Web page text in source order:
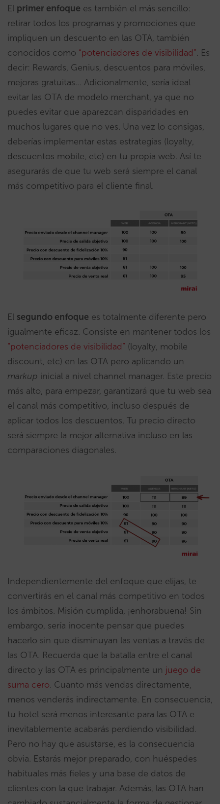
El primer enfoque es también el más sencillo:
retirar todos los programas y promociones que
impliquen un descuento en las OTA, también
conocidos como “potenciadores de visibilidad”. Es
decir: Rewards, Genius, descuentos para móviles,
mejoras gratuitas… Adicionalmente, sería ideal
evitar las OTA de modelo merchant, ya que no
puedes evitar que aparezcan disparidades en
muchos lugares que no ves. Una vez lo consigas,
deberías implementar estas estrategias (loyalty,
descuentos mobile, etc) en tu propia web. Así te
asegurarás de que tu web será siempre el canal
más competitivo para el cliente final.
El segundo enfoque es totalmente diferente pero
igualmente eficaz. Consiste en mantener todos los
“potenciadores de visibilidad” (loyalty, mobile
discount, etc) en las OTA pero aplicando un
markup inicial a nivel channel manager. Este precio
más alto, para empezar, garantizará que tu web sea
el canal más competitivo, incluso después de
aplicar todos los descuentos. Tu precio directo
será siempre la mejor alternativa incluso en las
comparaciones diagonales.
Independientemente del enfoque que elijas, te
convertirás en el canal más competitivo en todos
los ámbitos. Misión cumplida, ¡enhorabuena! Sin
embargo, sería inocente pensar que puedes
hacerlo sin que disminuyan las ventas a través de
las OTA. Recuerda que la batalla entre el canal
directo y las OTA es principalmente un juego de
suma cero. Cuanto más vendas directamente,
menos venderás indirectamente. En consecuencia,
tu hotel será menos interesante para las OTA e
inevitablemente acabarás perdiendo visibilidad.
Pero no hay que asustarse, es la consecuencia
obvia. Estarás mejor preparado, con huéspedes
habituales más fieles y una base de datos de
clientes con la que trabajar. Además, las OTA han